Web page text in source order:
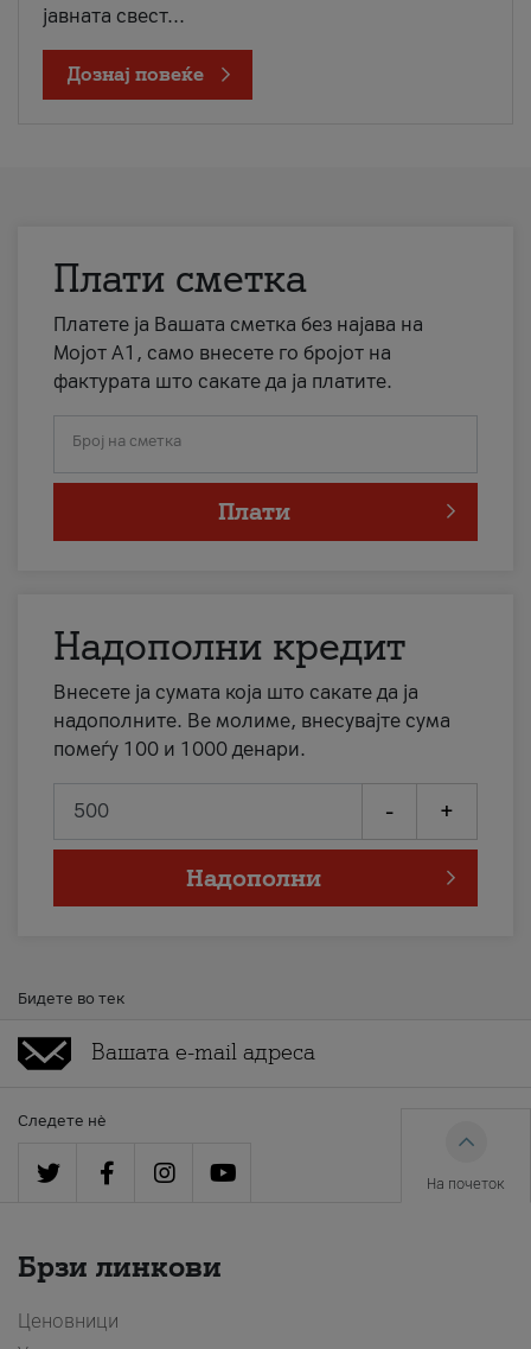
јавната свест...
Дознај повеќе
Плати сметка
Платете ја Вашата сметка без најава на
Мојот А1, само внесете го бројот на
фактурата што сакате да ја платите.
Број на сметка
Плати
Надополни кредит
Внесете ја сумата која што сакате да ја
надополните. Ве молиме, внесувајте сума
помеѓу 100 и 1000 денари.
- +
Надополни
Бидете во тек
Следете нè
На почеток
Брзи линкови
Ценовници